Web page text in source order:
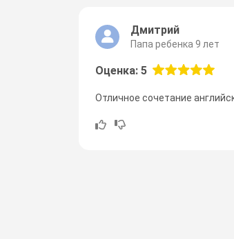
Дмитрий
Папа ребенка 9 лет
Оценка: 5
Отличное сочетание